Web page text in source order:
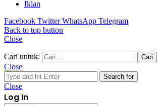
Iklan
Facebook Twitter WhatsApp Telegram
Back to top button
Close
Cari untuk:
Close
Search for
Close
Log In